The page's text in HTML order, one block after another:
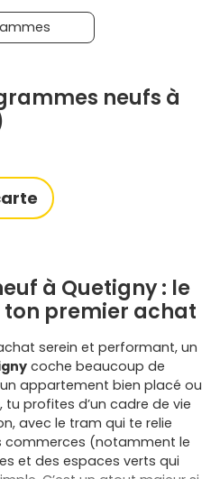
neufs à
à Quetigny : le
premier achat
serein et performant, un
coche beaucoup de
appartement bien placé ou
profites d’un cadre de vie
avec le tram qui te relie
commerces (notamment le
et des espaces verts qui